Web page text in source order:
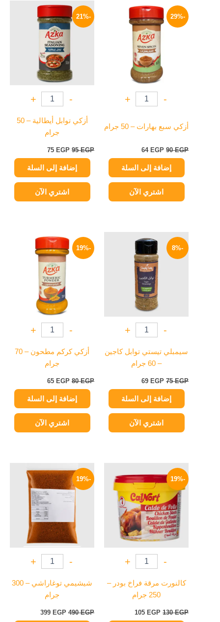
-29%
-
+
أزكي سبع بهارات – 50 جرام
90EGP
السعر
الأصلي
هو:
90 EGP.
64 EGP
السعر
الحالي
هو:
64 EGP.
إضافة إلى السلة
اشتري الآن
-21%
-
+
أزكي توابل أيطالية – 50
جرام
95EGP
السعر
هو:
95 EGP.
75 EGP
السعر
هو:
75 EGP.
إضافة إلى السلة
اشتري الآن
-8%
-
+
سيمبلي تيستي توابل كاجين
– 60 جرام
75EGP
الأصلي
هو:
75 EGP.
69 EGP
الحالي
هو:
69 EGP.
إضافة إلى السلة
اشتري الآن
-19%
-
+
أزكي كركم مطحون – 70
جرام
80EGP
السعر
الأصلي
هو:
80 EGP.
65 EGP
السعر
هو:
65 EGP.
إضافة إلى السلة
اشتري الآن
-19%
-
+
كالنورت مرقة فراخ بودر –
250 جرام
130EGP
الأصلي
هو:
130 EGP.
105 EGP
الحالي
هو:
105 EGP.
-19%
-
+
شيشيمي توغاراشي – 300
جرام
490EGP
الأصلي
هو:
490 EGP.
399 EGP
الحالي
399 EGP.